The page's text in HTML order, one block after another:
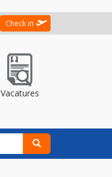
Check in
Vacatures